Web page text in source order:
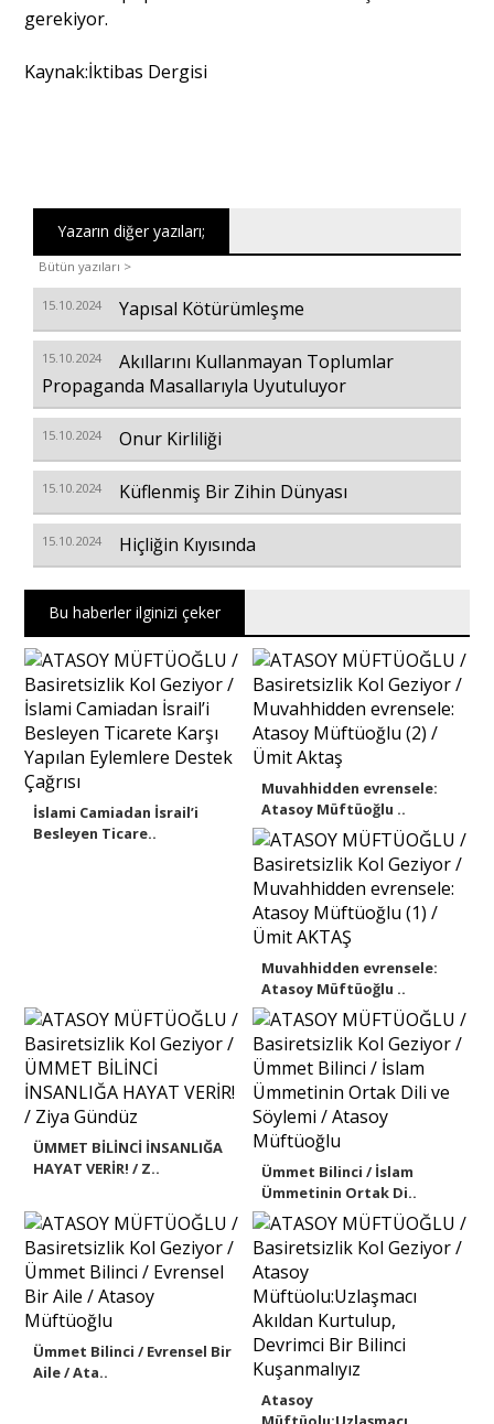
gerekiyor.
Kaynak:İktibas Dergisi
Yazarın diğer yazıları;
Bütün yazıları >
15.10.2024 Yapısal Kötürümleşme
15.10.2024
Akıllarını Kullanmayan Toplumlar
Propaganda Masallarıyla Uyutuluyor
15.10.2024 Onur Kirliliği
15.10.2024 Küflenmiş Bir Zihin Dünyası
15.10.2024 Hiçliğin Kıyısında
Bu haberler ilginizi çeker
İslami Camiadan İsrail’i
Besleyen Ticare..
Muvahhidden evrensele:
Atasoy Müftüoğlu ..
Muvahhidden evrensele:
Atasoy Müftüoğlu ..
ÜMMET BİLİNCİ İNSANLIĞA
HAYAT VERİR! / Z..
Ümmet Bilinci / İslam
Ümmetinin Ortak Di..
Ümmet Bilinci / Evrensel Bir
Aile / Ata..
Atasoy